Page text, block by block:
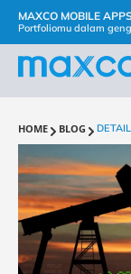
MAXCO MOBILE
Portfoliomu dalam
HOME BLOG DETAIL